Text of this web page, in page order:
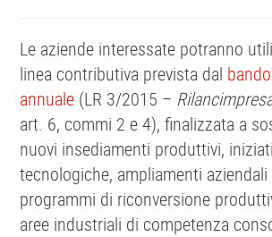
Le aziende interessate potranno
linea contributiva prevista dal
annuale (LR 3/2015 –
art. 6, commi 2 e 4), finalizzata a
nuovi insediamenti produttivi,
tecnologiche, ampliamenti aziendali
programmi di riconversione
aree industriali di competenza